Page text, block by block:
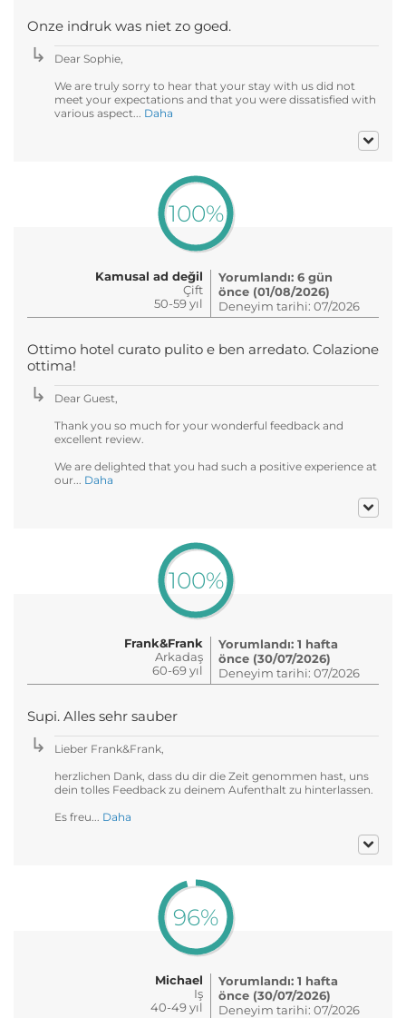
Onze indruk was niet zo goed.
Dear Sophie,
We are truly sorry to hear that your stay with us did not
meet your expectations and that you were dissatisfied with
various aspect... Daha
100%
Kamusal ad değil
Çift
50-59 yıl
Yorumlandı: 6 gün
önce (01/08/2026)
Deneyim tarihi: 07/2026
Ottimo hotel curato pulito e ben arredato. Colazione
ottima!
Dear Guest,
Thank you so much for your wonderful feedback and
excellent review.
We are delighted that you had such a positive experience at
our... Daha
100%
Frank&Frank
Arkadaş
60-69 yıl
Yorumlandı: 1 hafta
önce (30/07/2026)
Deneyim tarihi: 07/2026
Supi. Alles sehr sauber
Lieber Frank&Frank,
herzlichen Dank, dass du dir die Zeit genommen hast, uns
dein tolles Feedback zu deinem Aufenthalt zu hinterlassen.
Es freu... Daha
96%
Michael
Iş
40-49 yıl
Yorumlandı: 1 hafta
önce (30/07/2026)
Deneyim tarihi: 07/2026